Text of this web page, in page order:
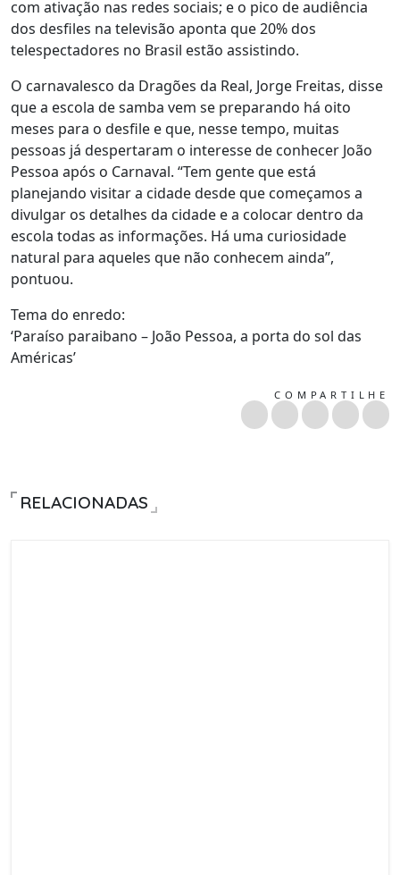
com ativação nas redes sociais; e o pico de audiência
dos desfiles na televisão aponta que 20% dos
telespectadores no Brasil estão assistindo.
O carnavalesco da Dragões da Real, Jorge Freitas, disse
que a escola de samba vem se preparando há oito
meses para o desfile e que, nesse tempo, muitas
pessoas já despertaram o interesse de conhecer João
Pessoa após o Carnaval. “Tem gente que está
planejando visitar a cidade desde que começamos a
divulgar os detalhes da cidade e a colocar dentro da
escola todas as informações. Há uma curiosidade
natural para aqueles que não conhecem ainda”,
pontuou.
Tema do enredo:
‘Paraíso paraibano – João Pessoa, a porta do sol das
Américas’
COMPARTILHE
RELACIONADAS